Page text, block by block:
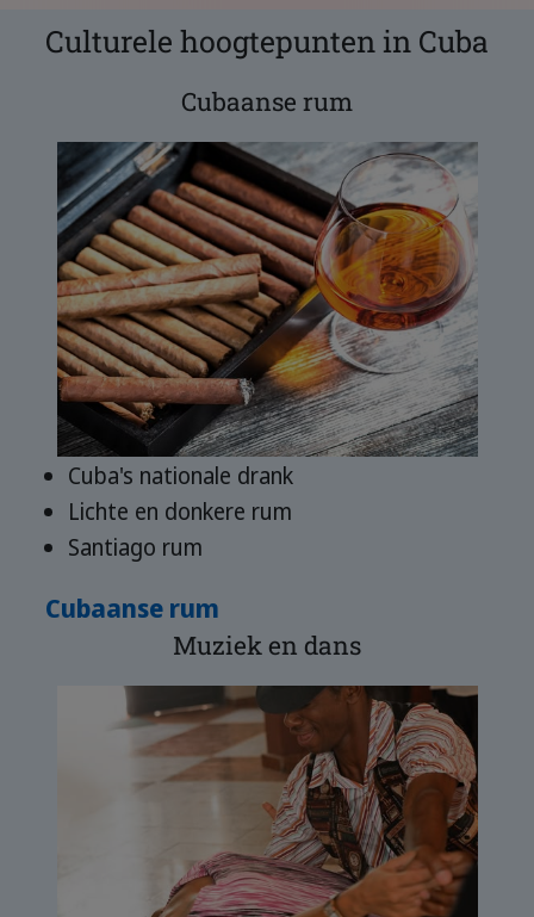
Culturele hoogtepunten in Cuba
Cubaanse rum
Cuba's nationale drank
Lichte en donkere rum
Santiago rum
Cubaanse rum
Muziek en dans